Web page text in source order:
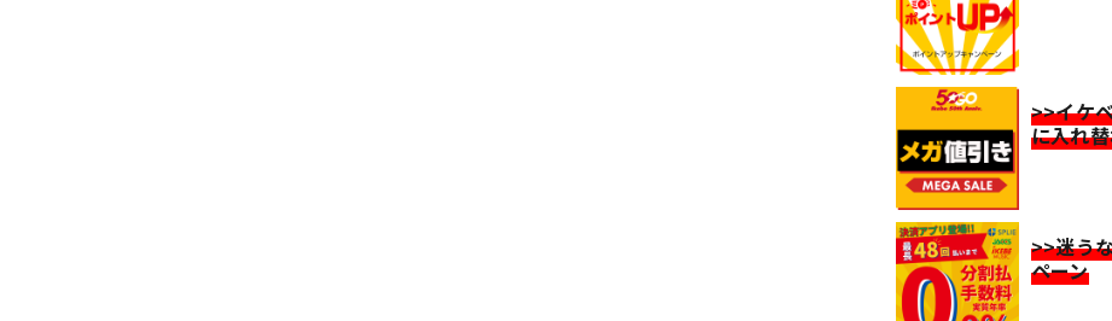
>>イケ
に入れ
>>迷う
ペーン